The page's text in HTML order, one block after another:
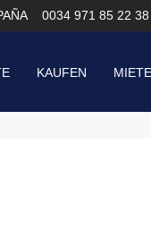
0034 971 85 22
KAUFEN